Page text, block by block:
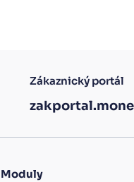
Zákaznický portál
Moduly